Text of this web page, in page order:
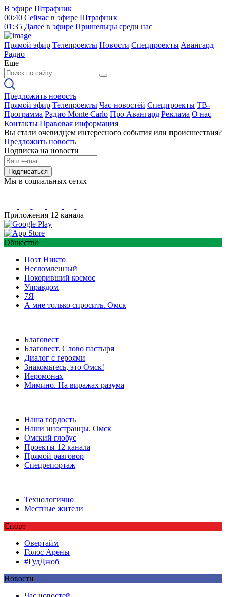
В эфире Штрафник
00:40 Сейчас в эфире Штрафник
01:35 Далее в эфире Пришельцы среди нас
Прямой эфир Телепроекты Новости Спецпроекты Авангард
Радио
Еще
Предложить новость
Прямой эфир Телепроекты Час новостей Спецпроекты ТВ-
Программа Радио Monte Carlo Про Авангард Реклама О нас
Контакты Правовая информация
Вы стали очевидцем интересного события или происшествия?
Предложить новость
Подписка на новости
Подписаться
Мы в социальных сетях
Приложения 12 канала
Общество
Поэт Никто
Несломленный
Покоривший космос
Управдом
7Я
А мне только спросить. Омск
Благовест
Благовест. Слово пастыря
Диалог с героями
Знакомьтесь, это Омск!
Иеромонах
Мимино. На виражах разума
Наша гордость
Наши иностранцы. Омск
Омский глобус
Проекты 12 канала
Прямой разговор
Спецрепортаж
Технологично
Местные жители
Спорт
Овертайм
Голос Арены
#ГудДжоб
Новости